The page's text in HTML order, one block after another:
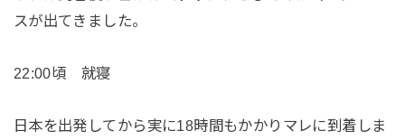
スが出てきました。
22:00頃 就寝
日本を出発してから実に18時間もかかりマレに到着しま